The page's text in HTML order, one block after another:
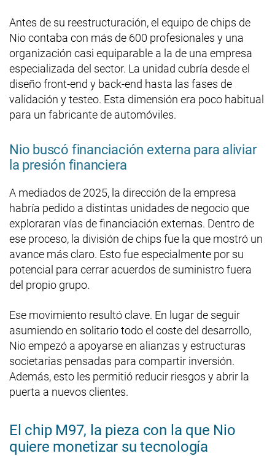
Antes de su reestructuración, el equipo de chips de
Nio contaba con más de 600 profesionales y una
organización casi equiparable a la de una empresa
especializada del sector. La unidad cubría desde el
diseño front-end y back-end hasta las fases de
validación y testeo. Esta dimensión era poco habitual
para un fabricante de automóviles.
Nio buscó financiación externa para aliviar
la presión financiera
A mediados de 2025, la dirección de la empresa
habría pedido a distintas unidades de negocio que
exploraran vías de financiación externas. Dentro de
ese proceso, la división de chips fue la que mostró un
avance más claro. Esto fue especialmente por su
potencial para cerrar acuerdos de suministro fuera
del propio grupo.
Ese movimiento resultó clave. En lugar de seguir
asumiendo en solitario todo el coste del desarrollo,
Nio empezó a apoyarse en alianzas y estructuras
societarias pensadas para compartir inversión.
Además, esto les permitió reducir riesgos y abrir la
puerta a nuevos clientes.
El chip M97, la pieza con la que Nio
quiere monetizar su tecnología